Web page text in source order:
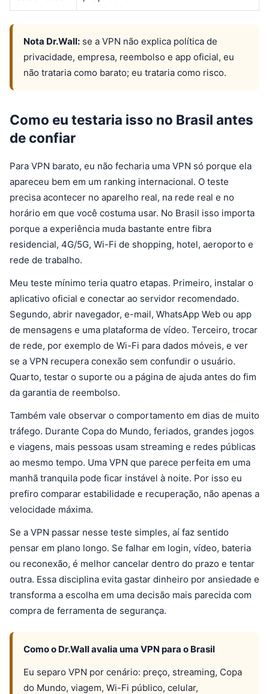
Nota Dr.Wall: se a VPN não explica política de
privacidade, empresa, reembolso e app oficial, eu
não trataria como barato; eu trataria como risco.
Como eu testaria isso no Brasil antes
de confiar
Para VPN barato, eu não fecharia uma VPN só porque ela
apareceu bem em um ranking internacional. O teste
precisa acontecer no aparelho real, na rede real e no
horário em que você costuma usar. No Brasil isso importa
porque a experiência muda bastante entre fibra
residencial, 4G/5G, Wi-Fi de shopping, hotel, aeroporto e
rede de trabalho.
Meu teste mínimo teria quatro etapas. Primeiro, instalar o
aplicativo oficial e conectar ao servidor recomendado.
Segundo, abrir navegador, e-mail, WhatsApp Web ou app
de mensagens e uma plataforma de vídeo. Terceiro, trocar
de rede, por exemplo de Wi-Fi para dados móveis, e ver
se a VPN recupera conexão sem confundir o usuário.
Quarto, testar o suporte ou a página de ajuda antes do fim
da garantia de reembolso.
Também vale observar o comportamento em dias de muito
tráfego. Durante Copa do Mundo, feriados, grandes jogos
e viagens, mais pessoas usam streaming e redes públicas
ao mesmo tempo. Uma VPN que parece perfeita em uma
manhã tranquila pode ficar instável à noite. Por isso eu
prefiro comparar estabilidade e recuperação, não apenas a
velocidade máxima.
Se a VPN passar nesse teste simples, aí faz sentido
pensar em plano longo. Se falhar em login, vídeo, bateria
ou reconexão, é melhor cancelar dentro do prazo e tentar
outra. Essa disciplina evita gastar dinheiro por ansiedade e
transforma a escolha em uma decisão mais parecida com
compra de ferramenta de segurança.
Como o Dr.Wall avalia uma VPN para o Brasil
Eu separo VPN por cenário: preço, streaming, Copa
do Mundo, viagem, Wi-Fi público, celular,